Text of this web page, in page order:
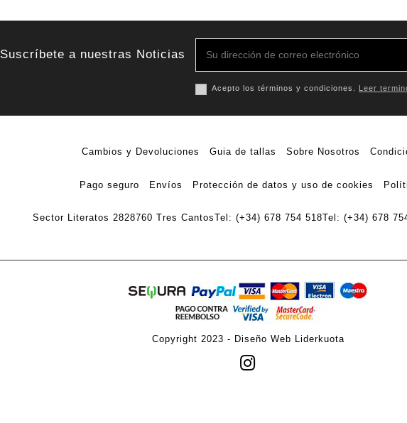
Suscríbete a nuestras Noticias
Acepto los términos y condiciones. Leer
Cambios y Devoluciones Guia de tallas Sobre Nosotros
Pago seguro Envíos Protección de datos y uso de cookies
Sector Literatos 2828760 Tres CantosTel: (+34) 678 754 518Tel: (+34) 678
Copyright 2023 - Diseño Web Liderkuota